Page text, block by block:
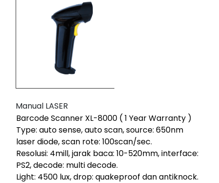
Manual LASER
Barcode Scanner XL-8000 ( 1 Year Warranty )
Type: auto sense, auto scan, source: 650nm
laser diode, scan rote: 100scan/sec.
Resolusi: 4mill, jarak baca: 10-520mm, interface:
PS2, decode: multi decode.
Light: 4500 lux, drop: quakeproof dan antiknock.